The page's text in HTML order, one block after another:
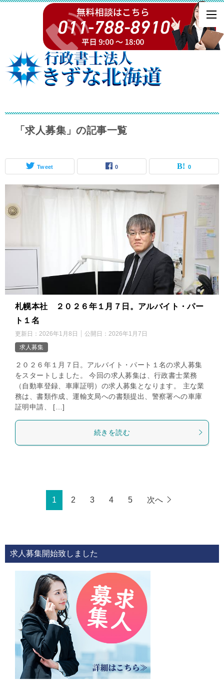
「求人募集」の記事一覧
Tweet 0 0
札幌本社 ２０２６年１月７日。アルバイト・パー
ト１名
更新日： 2026年1月8日 公開日： 2026年1月7日
求人募集
２０２６年１月７日。アルバイト・パート１名の求人募集
をスタートしました。 今回の求人募集は、行政書士業務
（自動車登録、車庫証明）の求人募集となります。 主な業
務は、書類作成、運輸支局への書類提出、警察署への車庫
証明申請、 […]
続きを読む
1 2 3 4 5 次へ
求人募集開始致しました